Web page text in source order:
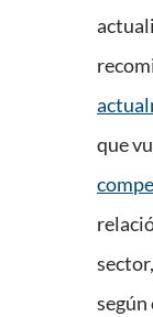
que
según